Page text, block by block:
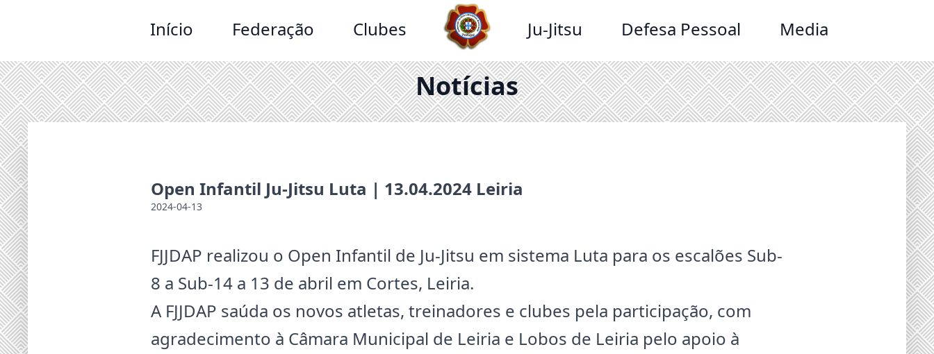
Início Federação Clubes Ju-Jitsu Defesa Pessoal Media
Notícias
Open Infantil Ju-Jitsu Luta | 13.04.2024 Leiria
2024-04-13
FJJDAP realizou o Open Infantil de Ju-Jitsu em sistema Luta para os escalões Sub-
8 a Sub-14 a 13 de abril em Cortes, Leiria.
A FJJDAP saúda os novos atletas, treinadores e clubes pela participação, com
agradecimento à Câmara Municipal de Leiria e Lobos de Leiria pelo apoio à